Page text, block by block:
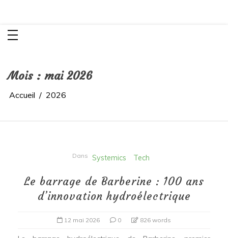
Mois : mai 2026
Accueil 2026
Dans Systemics Tech
Le barrage de Barberine : 100 ans
d’innovation hydroélectrique
12 mai 2026 0 826 words